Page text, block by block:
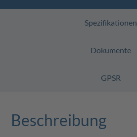
Spezifikationen
Dokumente
GPSR
Beschreibung